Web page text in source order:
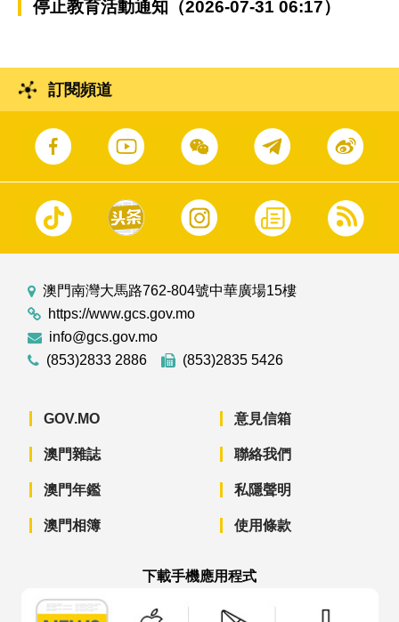
停止教育活動通知（2026-07-31 06:17）
訂閱頻道
澳門南灣大馬路762-804號中華廣場15樓
https://www.gcs.gov.mo
info@gcs.gov.mo
(853)2833 2886
(853)2835 5426
GOV.MO
澳門雜誌
澳門年鑑
澳門相簿
意見信箱
聯絡我們
私隱聲明
使用條款
下載手機應用程式